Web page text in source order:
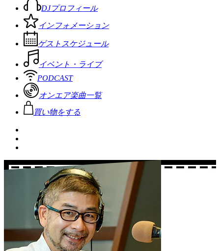
DJプロフィール
インフォメーション
ゲストスケジュール
イベント・ライブ
PODCAST
オンエア楽曲一覧
買い物をする